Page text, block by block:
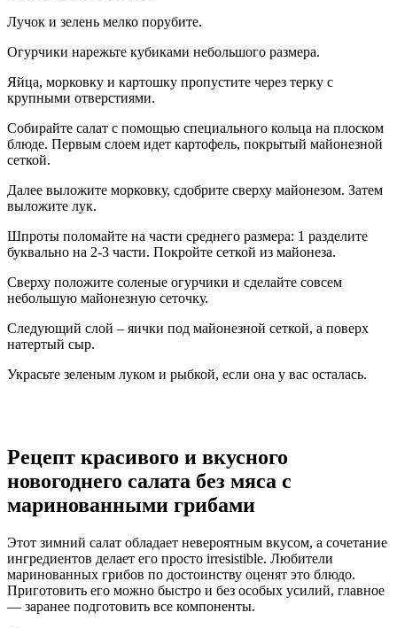
Лучок и зелень мелко порубите.
Огурчики нарежьте кубиками небольшого размера.
Яйца, морковку и картошку пропустите через терку с
крупными отверстиями.
Собирайте салат с помощью специального кольца на плоском
блюде. Первым слоем идет картофель, покрытый майонезной
сеткой.
Далее выложите морковку, сдобрите сверху майонезом. Затем
выложите лук.
Шпроты поломайте на части среднего размера: 1 разделите
буквально на 2-3 части. Покройте сеткой из майонеза.
Сверху положите соленые огурчики и сделайте совсем
небольшую майонезную сеточку.
Следующий слой – яички под майонезной сеткой, а поверх
натертый сыр.
Украсьте зеленым луком и рыбкой, если она у вас осталась.
Рецепт красивого и вкусного
новогоднего салата без мяса с
маринованными грибами
Этот зимний салат обладает невероятным вкусом, а сочетание
ингредиентов делает его просто irresistible. Любители
маринованных грибов по достоинству оценят это блюдо.
Приготовить его можно быстро и без особых усилий, главное
— заранее подготовить все компоненты.